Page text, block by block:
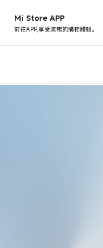
Mi Store APP
前往APP,享受流暢的購物體驗。